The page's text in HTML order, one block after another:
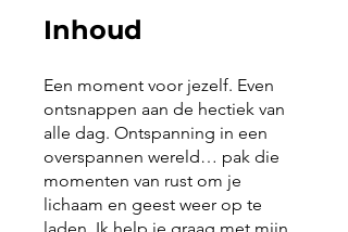
Inhoud
Een moment voor jezelf. Even
ontsnappen aan de hectiek van
alle dag. Ontspanning in een
overspannen wereld… pak die
momenten van rust om je
lichaam en geest weer op te